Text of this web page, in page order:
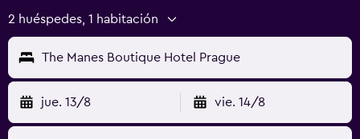
2 huéspedes, 1 habitación
The Manes Boutique Hotel Prague
jue. 13/8 vie. 14/8